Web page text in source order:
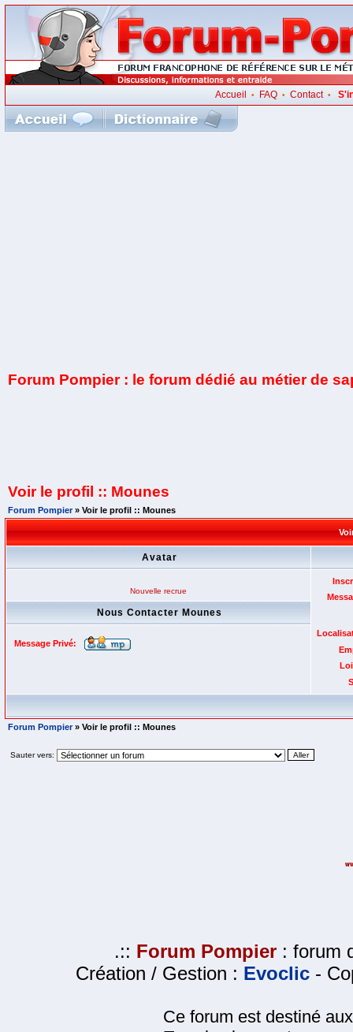
Accueil • FAQ •Contact•
Forum Pompier : le forum dédié au métier de
Voir le profil :: Mounes
Forum Pompier» Voir le profil :: Mounes
Avatar
Nouvelle recrue
Nous Contacter Mounes
Message Privé:
Forum Pompier» Voir le profil :: Mounes
Sauter vers:
.:: Forum Pompier : forum
Création / Gestion : Evoclic -
Ce forum est destiné